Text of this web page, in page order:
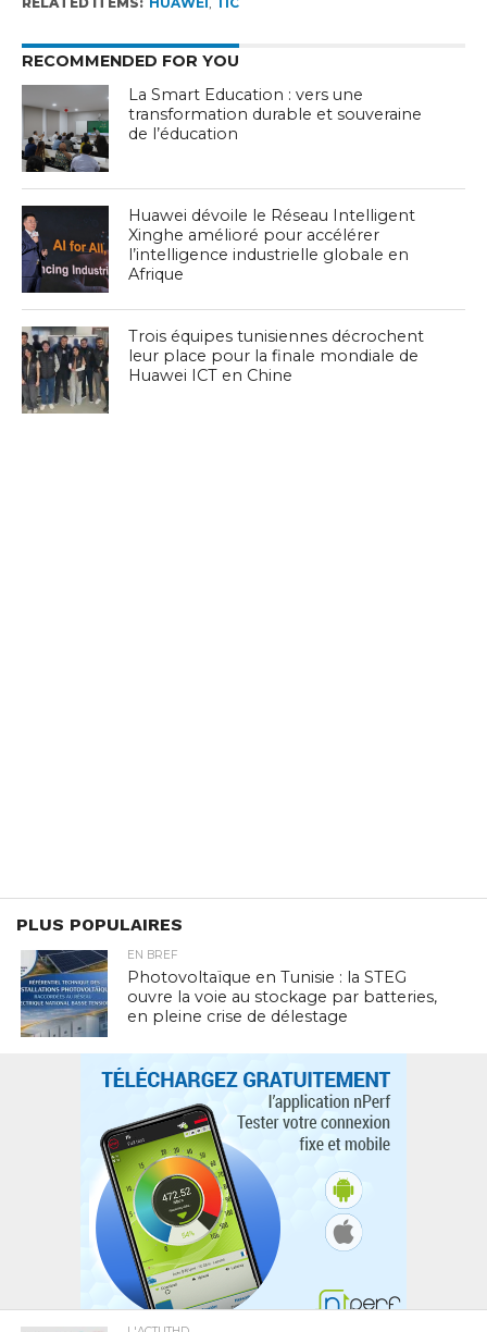
RECOMMENDED FOR YOU
La Smart Education : vers une
transformation durable et souveraine
de l’éducation
Huawei dévoile le Réseau Intelligent
Xinghe amélioré pour accélérer
l’intelligence industrielle globale en
Afrique
Trois équipes tunisiennes décrochent
leur place pour la finale mondiale de
Huawei ICT en Chine
PLUS POPULAIRES
EN BREF
Photovoltaïque en Tunisie : la STEG
ouvre la voie au stockage par batteries,
en pleine crise de délestage